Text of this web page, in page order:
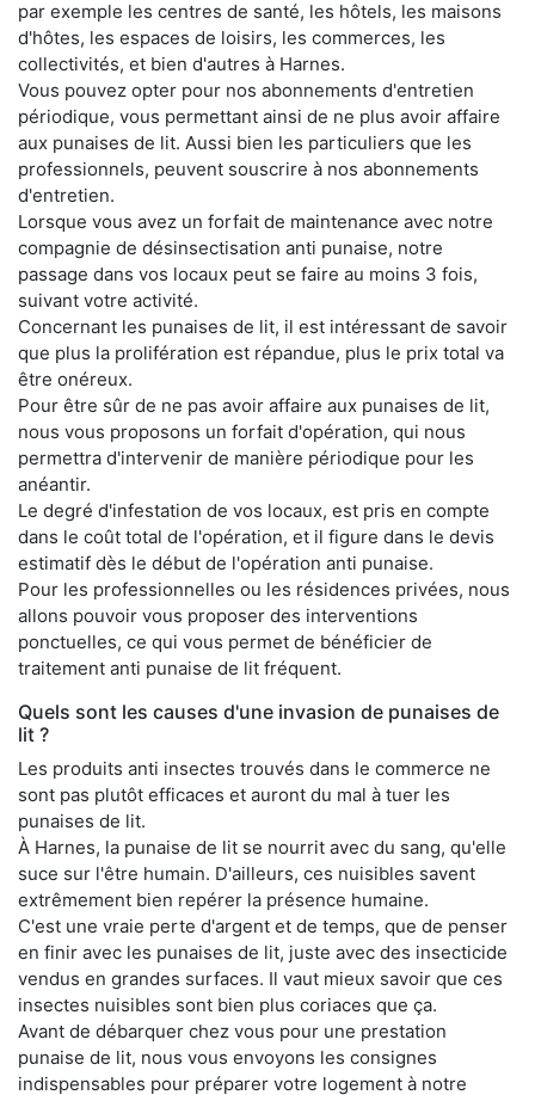
par exemple les centres de santé, les hôtels, les maisons
d'hôtes, les espaces de loisirs, les commerces, les
collectivités, et bien d'autres à Harnes.
Vous pouvez opter pour nos abonnements d'entretien
périodique, vous permettant ainsi de ne plus avoir affaire
aux punaises de lit. Aussi bien les particuliers que les
professionnels, peuvent souscrire à nos abonnements
d'entretien.
Lorsque vous avez un forfait de maintenance avec notre
compagnie de désinsectisation anti punaise, notre
passage dans vos locaux peut se faire au moins 3 fois,
suivant votre activité.
Concernant les punaises de lit, il est intéressant de savoir
que plus la prolifération est répandue, plus le prix total va
être onéreux.
Pour être sûr de ne pas avoir affaire aux punaises de lit,
nous vous proposons un forfait d'opération, qui nous
permettra d'intervenir de manière périodique pour les
anéantir.
Le degré d'infestation de vos locaux, est pris en compte
dans le coût total de l'opération, et il figure dans le devis
estimatif dès le début de l'opération anti punaise.
Pour les professionnelles ou les résidences privées, nous
allons pouvoir vous proposer des interventions
ponctuelles, ce qui vous permet de bénéficier de
traitement anti punaise de lit fréquent.
Quels sont les causes d'une invasion de punaises de
lit ?
Les produits anti insectes trouvés dans le commerce ne
sont pas plutôt efficaces et auront du mal à tuer les
punaises de lit.
À Harnes, la punaise de lit se nourrit avec du sang, qu'elle
suce sur l'être humain. D'ailleurs, ces nuisibles savent
extrêmement bien repérer la présence humaine.
C'est une vraie perte d'argent et de temps, que de penser
en finir avec les punaises de lit, juste avec des insecticide
vendus en grandes surfaces. Il vaut mieux savoir que ces
insectes nuisibles sont bien plus coriaces que ça.
Avant de débarquer chez vous pour une prestation
punaise de lit, nous vous envoyons les consignes
indispensables pour préparer votre logement à notre